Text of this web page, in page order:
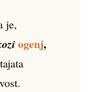
je,
ogenj,